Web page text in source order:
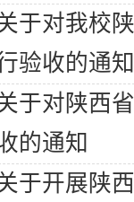
于对我校
验收的通知
于对陕西
的通知
于开展陕